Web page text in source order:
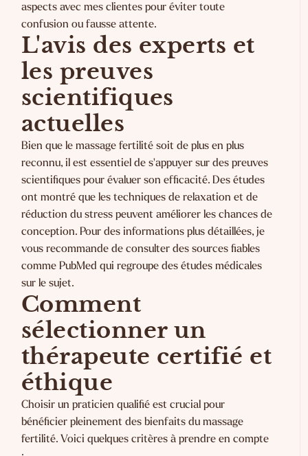
aspects avec mes clientes pour éviter toute
confusion ou fausse attente.
L'avis des experts et
les preuves
scientifiques
actuelles
Bien que le massage fertilité soit de plus en plus
reconnu, il est essentiel de s'appuyer sur des preuves
scientifiques pour évaluer son efficacité. Des études
ont montré que les techniques de relaxation et de
réduction du stress peuvent améliorer les chances de
conception. Pour des informations plus détaillées, je
vous recommande de consulter des sources fiables
comme PubMed qui regroupe des études médicales
sur le sujet.
Comment
sélectionner un
thérapeute certifié et
éthique
Choisir un praticien qualifié est crucial pour
bénéficier pleinement des bienfaits du massage
fertilité. Voici quelques critères à prendre en compte